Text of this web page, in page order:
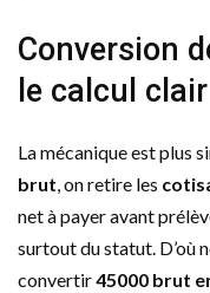
Conversion
le calcul clair
La mécanique est plus
brut, on retire les
net à payer avant
surtout du statut. D’où
convertir45000 brut